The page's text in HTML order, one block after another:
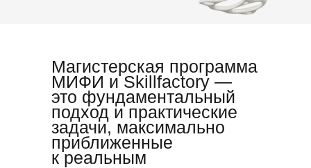
Магистерская программа
МИФИ и Skillfactory —
это фундаментальный
подход и практические
задачи, максимально
приближенные
к реальным